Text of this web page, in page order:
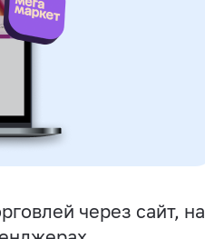
через сайт, на